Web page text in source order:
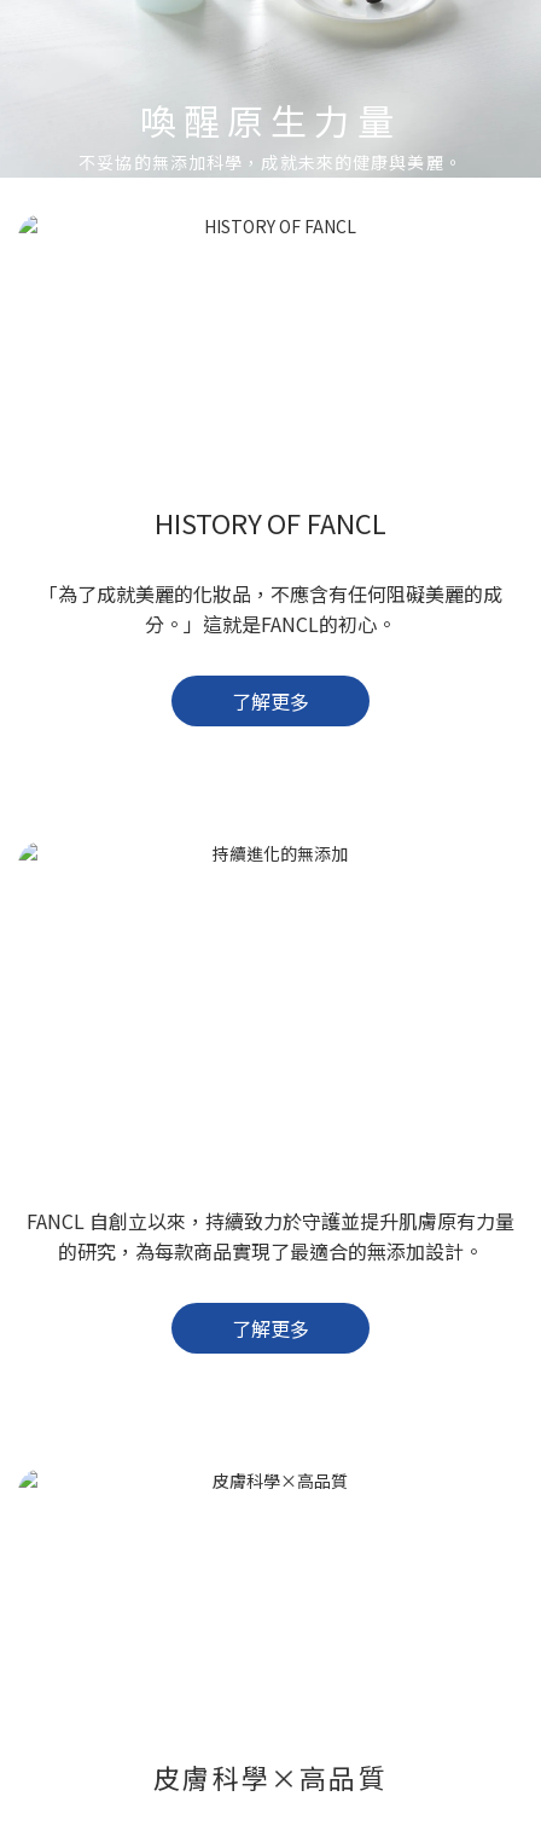
喚醒原生力量
不妥協的無添加科學，成就未來的健康與美麗。
HISTORY OF FANCL
「為了成就美麗的化妝品，不應含有任何阻礙美麗的成
分。」這就是FANCL的初心。
了解更多
FANCL 自創立以來，持續致力於守護並提升肌膚原有力量
的研究，為每款商品實現了最適合的無添加設計。
了解更多
皮膚科學×高品質